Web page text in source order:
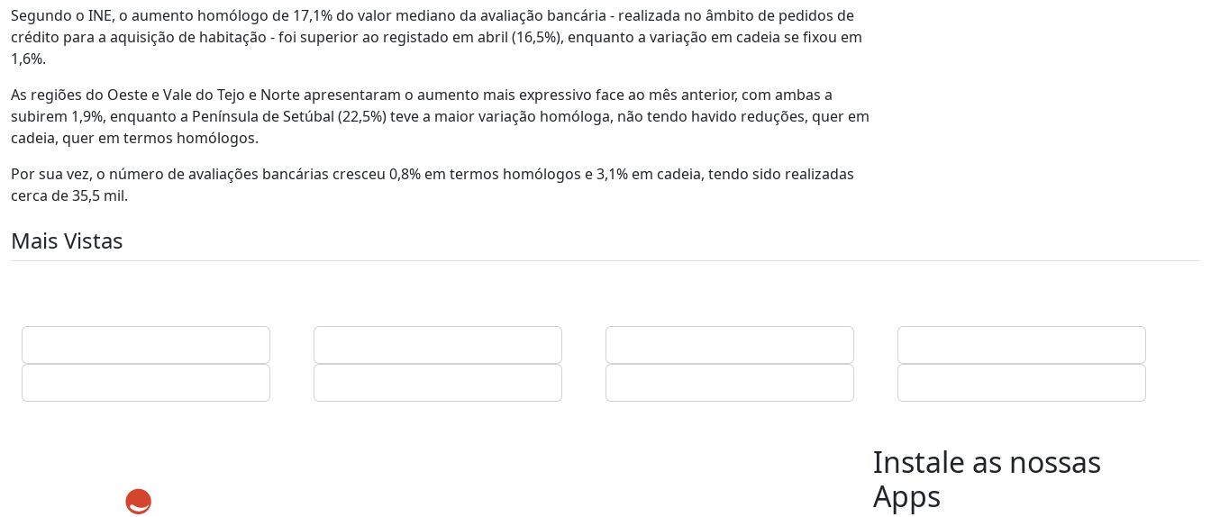
Segundo o INE, o aumento homólogo de 17,1% do valor mediano da avaliação bancária - realizada no âmbito de pedidos de
crédito para a aquisição de habitação - foi superior ao registado em abril (16,5%), enquanto a variação em cadeia se fixou em
1,6%.
As regiões do Oeste e Vale do Tejo e Norte apresentaram o aumento mais expressivo face ao mês anterior, com ambas a
subirem 1,9%, enquanto a Península de Setúbal (22,5%) teve a maior variação homóloga, não tendo havido reduções, quer em
cadeia, quer em termos homólogos.
Por sua vez, o número de avaliações bancárias cresceu 0,8% em termos homólogos e 3,1% em cadeia, tendo sido realizadas
cerca de 35,5 mil.
Mais Vistas
Instale as nossas
Apps